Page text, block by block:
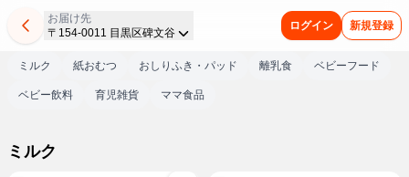
お届け先
〒154-0011 目黒区碑文谷
ログイン 新規登録
ミルク 紙おむつ おしりふき・パッド 離乳食 ベビーフード
ベビー飲料 育児雑貨 ママ食品
ミルク